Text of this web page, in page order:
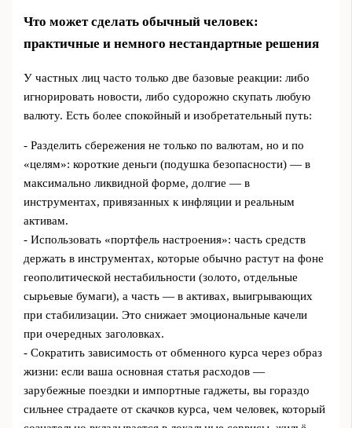
Что может сделать обычный человек:
практичные и немного нестандартные решения
У частных лиц часто только две базовые реакции: либо
игнорировать новости, либо судорожно скупать любую
валюту. Есть более спокойный и изобретательный путь:
- Разделить сбережения не только по валютам, но и по
«целям»: короткие деньги (подушка безопасности) — в
максимально ликвидной форме, долгие — в
инструментах, привязанных к инфляции и реальным
активам.
- Использовать «портфель настроения»: часть средств
держать в инструментах, которые обычно растут на фоне
геополитической нестабильности (золото, отдельные
сырьевые бумаги), а часть — в активах, выигрывающих
при стабилизации. Это снижает эмоциональные качели
при очередных заголовках.
- Сократить зависимость от обменного курса через образ
жизни: если ваша основная статья расходов —
зарубежные поездки и импортные гаджеты, вы гораздо
сильнее страдаете от скачков курса, чем человек, который